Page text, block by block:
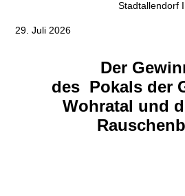
Stadtallendorf
29. Juli 2026
Der
des Pokals der
Wohratal und